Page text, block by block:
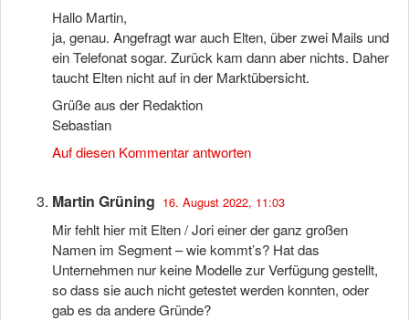
Hallo Martin,
ja, genau. Angefragt war auch Elten, über zwei Mails und
ein Telefonat sogar. Zurück kam dann aber nichts. Daher
taucht Elten nicht auf in der Marktübersicht.
Grüße aus der Redaktion
Sebastian
Auf diesen Kommentar antworten
Martin Grüning 16. August 2022, 11:03
Mir fehlt hier mit Elten / Jori einer der ganz großen
Namen im Segment – wie kommt’s? Hat das
Unternehmen nur keine Modelle zur Verfügung gestellt,
so dass sie auch nicht getestet werden konnten, oder
gab es da andere Gründe?